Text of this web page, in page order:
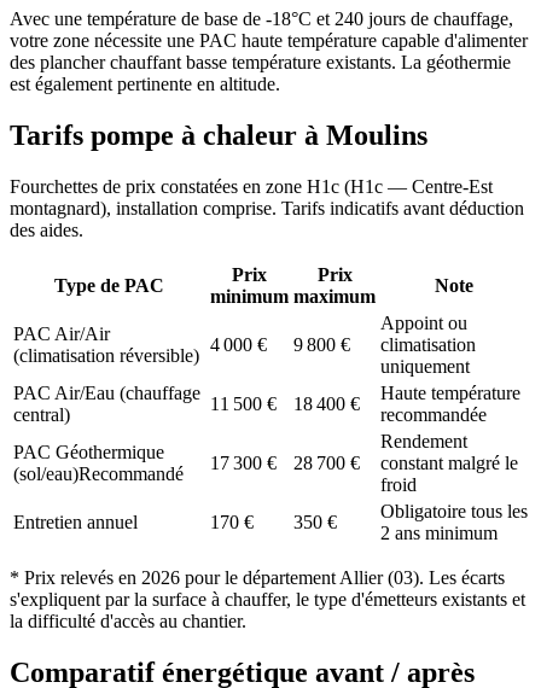
Avec une température de base de -18°C et 240 jours de chauffage,
votre zone nécessite une PAC haute température capable d'alimenter
des plancher chauffant basse température existants. La géothermie
est également pertinente en altitude.
Tarifs pompe à chaleur à Moulins
Fourchettes de prix constatées en zone H1c (H1c — Centre-Est
montagnard), installation comprise. Tarifs indicatifs avant déduction
des aides.
Type de PAC
Prix
minimum
Prix
maximum
Note
PAC Air/Air
(climatisation réversible)
4 000 € 9 800 €
Appoint ou
climatisation
uniquement
PAC Air/Eau (chauffage
central)
11 500 € 18 400 €
Haute température
recommandée
PAC Géothermique
(sol/eau)Recommandé
17 300 € 28 700 €
Rendement
constant malgré le
froid
Entretien annuel
170 € 350 €
Obligatoire tous les
2 ans minimum
* Prix relevés en 2026 pour le département Allier(03). Les écarts
s'expliquent par la surface à chauffer, le type d'émetteurs existants et
la difficulté d'accès au chantier.
Comparatif énergétique avant / après